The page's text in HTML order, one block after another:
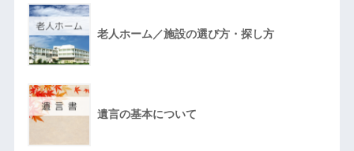
老人ホーム／施設の選び方・探し方
遺言の基本について